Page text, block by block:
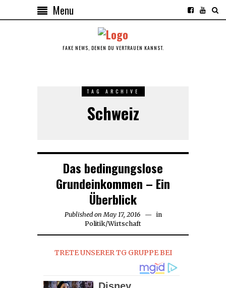
Menu
FAKE NEWS, DENEN DU VERTRAUEN KANNST.
TAG ARCHIVE
Schweiz
Das bedingungslose
Grundeinkommen – Ein
Überblick
Published on May 17, 2016May
17,
in
Politik/Wirtschaft
TRETE UNSERER TG GRUPPE BEI